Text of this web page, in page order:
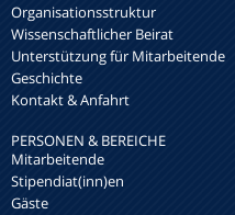
Organisationsstruktur
Wissenschaftlicher Beirat
Unterstützung für Mitarbeitende
Geschichte
Kontakt & Anfahrt
PERSONEN & BEREICHE
Mitarbeitende
Stipendiat(inn)en
Gäste